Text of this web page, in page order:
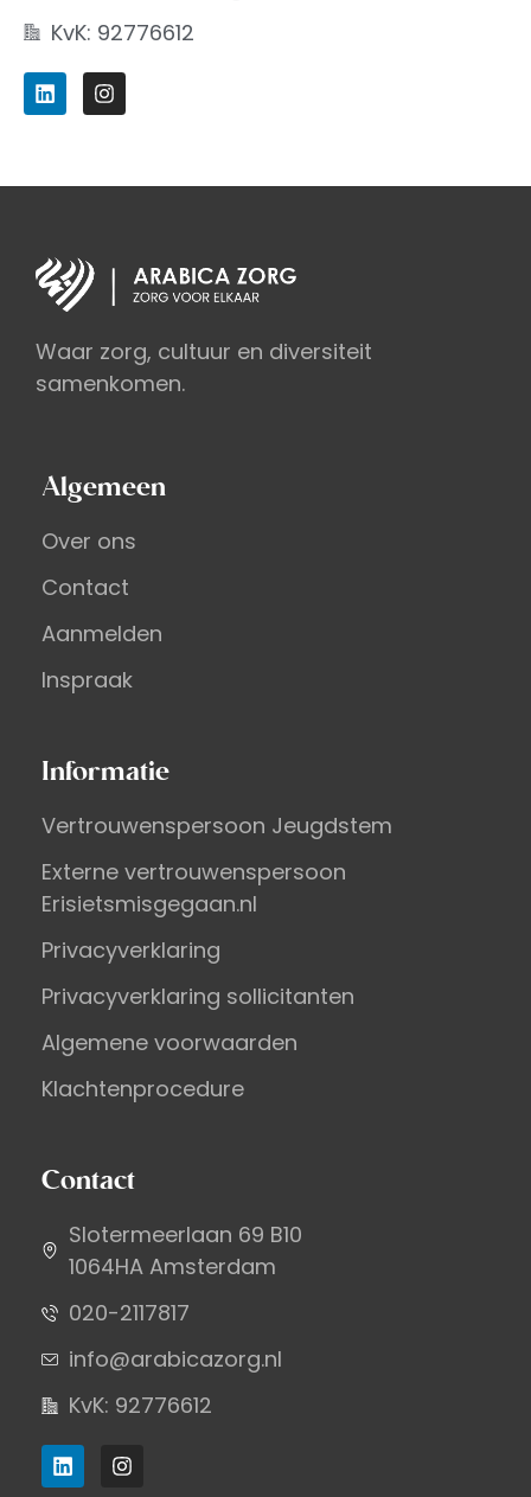
KvK: 92776612
Waar zorg, cultuur en diversiteit
samenkomen.
Algemeen
Over ons
Contact
Aanmelden
Inspraak
Informatie
Vertrouwenspersoon Jeugdstem
Externe vertrouwenspersoon
Erisietsmisgegaan.nl
Privacyverklaring
Privacyverklaring sollicitanten
Algemene voorwaarden
Klachtenprocedure
Contact
Slotermeerlaan 69 B10
1064HA Amsterdam
020-2117817
info@arabicazorg.nl
KvK: 92776612